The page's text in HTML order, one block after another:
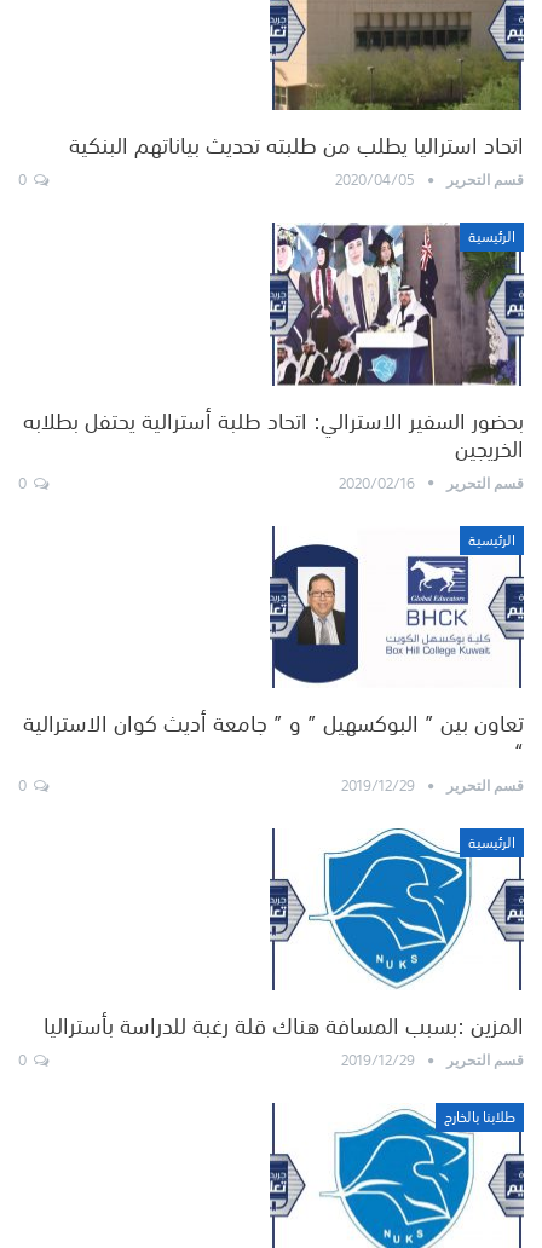
اتحاد استراليا يطلب من طلبته تحديث بياناتهم البنكية
قسم التحرير 2020/04/05
الرئيسية
بحضور السفير الاسترالي: اتحاد طلبة أسترالية يحتفل بطلابه
الخريجين
قسم التحرير 2020/02/16
الرئيسية
تعاون بين ” البوكسهيل ” و ” جامعة أديث كوان الاسترالية
“
قسم التحرير 2019/12/29
الرئيسية
المزين :بسبب المسافة هناك قلة رغبة للدراسة بأستراليا
قسم التحرير 2019/12/29
طلابنا بالخارج